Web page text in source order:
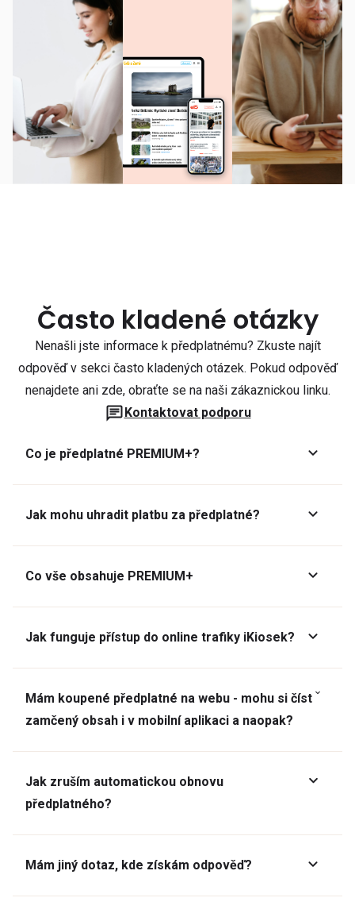
Často kladené otázky
Nenašli jste informace k předplatnému? Zkuste najít
odpověď v sekci často kladených otázek. Pokud odpověď
nenajdete ani zde, obraťte se na naši zákaznickou linku.
Kontaktovat podporu
Co je předplatné PREMIUM+?
Jak mohu uhradit platbu za předplatné?
Co vše obsahuje PREMIUM+
Jak funguje přístup do online trafiky iKiosek?
Mám koupené předplatné na webu - mohu si číst
zamčený obsah i v mobilní aplikaci a naopak?
Jak zruším automatickou obnovu
předplatného?
Mám jiný dotaz, kde získám odpověď?